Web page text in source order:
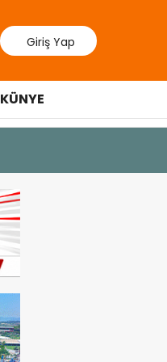
Giriş Yap
KÜNYE